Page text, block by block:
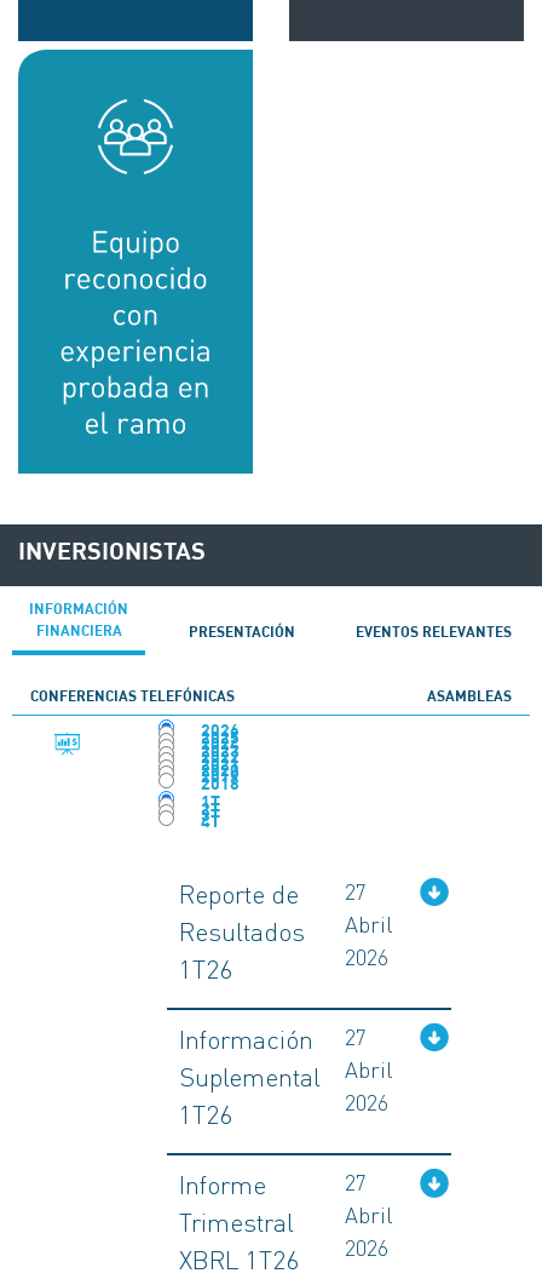
INVERSIONISTAS
INFORMACIÓN
FINANCIERA
PRESENTACIÓN EVENTOS RELEVANTES
CONFERENCIAS TELEFÓNICAS ASAMBLEAS
2026
2025
2024
2023
2022
2021
2020
2019
2018
1T
2T
3T
4T
Reporte de
Resultados
1T26
27
Abril
2026
Información
Suplemental
1T26
27
Abril
2026
Informe
Trimestral
XBRL 1T26
27
Abril
2026